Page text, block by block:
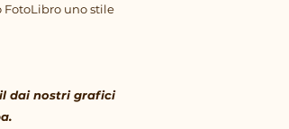
FotoLibro uno stile
dai nostri grafici